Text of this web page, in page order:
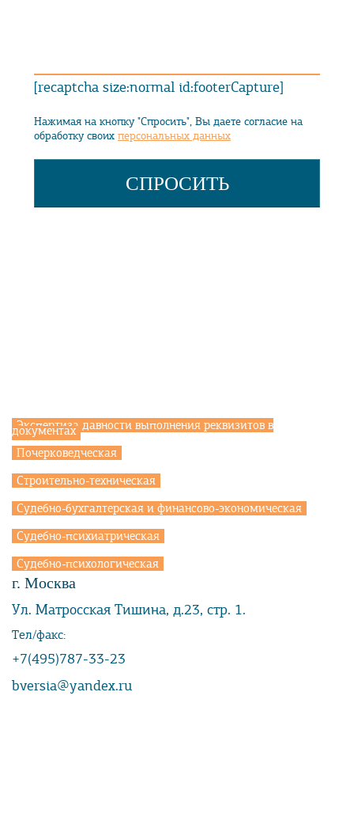
[recaptcha size:normal id:footerCapture]
Нажимая на кнопку "Спросить", Вы даете согласие на
обработку своих персональных данных
Экспертиза давности выполнения реквизитов в
документах
Почерковедческая
Строительно-техническая
Судебно-бухгалтерская и финансово-экономическая
Судебно-психиатрическая
Судебно-психологическая
г. Москва
Ул. Матросская Тишина, д.23, стр. 1.
Тел/факс:
+7(495)787-33-23
bversia@yandex.ru